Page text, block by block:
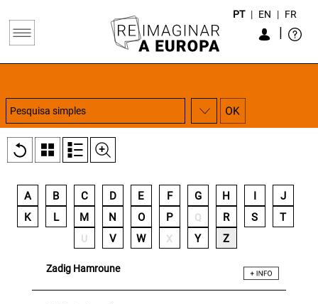
|
PT | EN | FR
A B C D E F G H
J
K
L M N O P Q R S T
U V W X Y Z
Zadig Hamroune